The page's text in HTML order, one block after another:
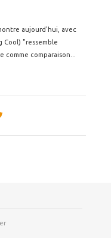
aujourd'hui, avec
Cool) "ressemble
comme comparaison...